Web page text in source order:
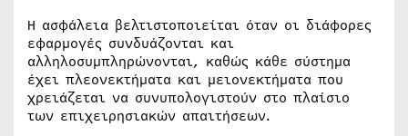
Η ασφάλεια βελτιστοποιείται όταν οι διάφορες
εφαρμογές συνδυάζονται και
αλληλοσυμπληρώνονται, καθώς κάθε σύστημα
έχει πλεονεκτήματα και μειονεκτήματα που
χρειάζεται να συνυπολογιστούν στο πλαίσιο
των επιχειρησιακών απαιτήσεων.